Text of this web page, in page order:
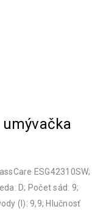
umývačka
ESG42310SW;
D; Počet sád: 9;
(l): 9,9; Hlučnosť